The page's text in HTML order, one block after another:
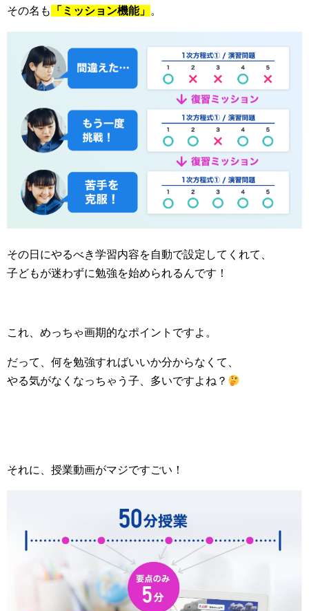
その名も 「ミッション機能」 。
その日にやるべき学習内容を自動で設定してくれて、
子どもが迷わずに勉強を始められるんです！
これ、めっちゃ画期的なポイントですよ。
だって、何を勉強すればいいか分からなくて、
やる気がなくなっちゃう子、多いですよね？
それに、授業動画がマジですごい！